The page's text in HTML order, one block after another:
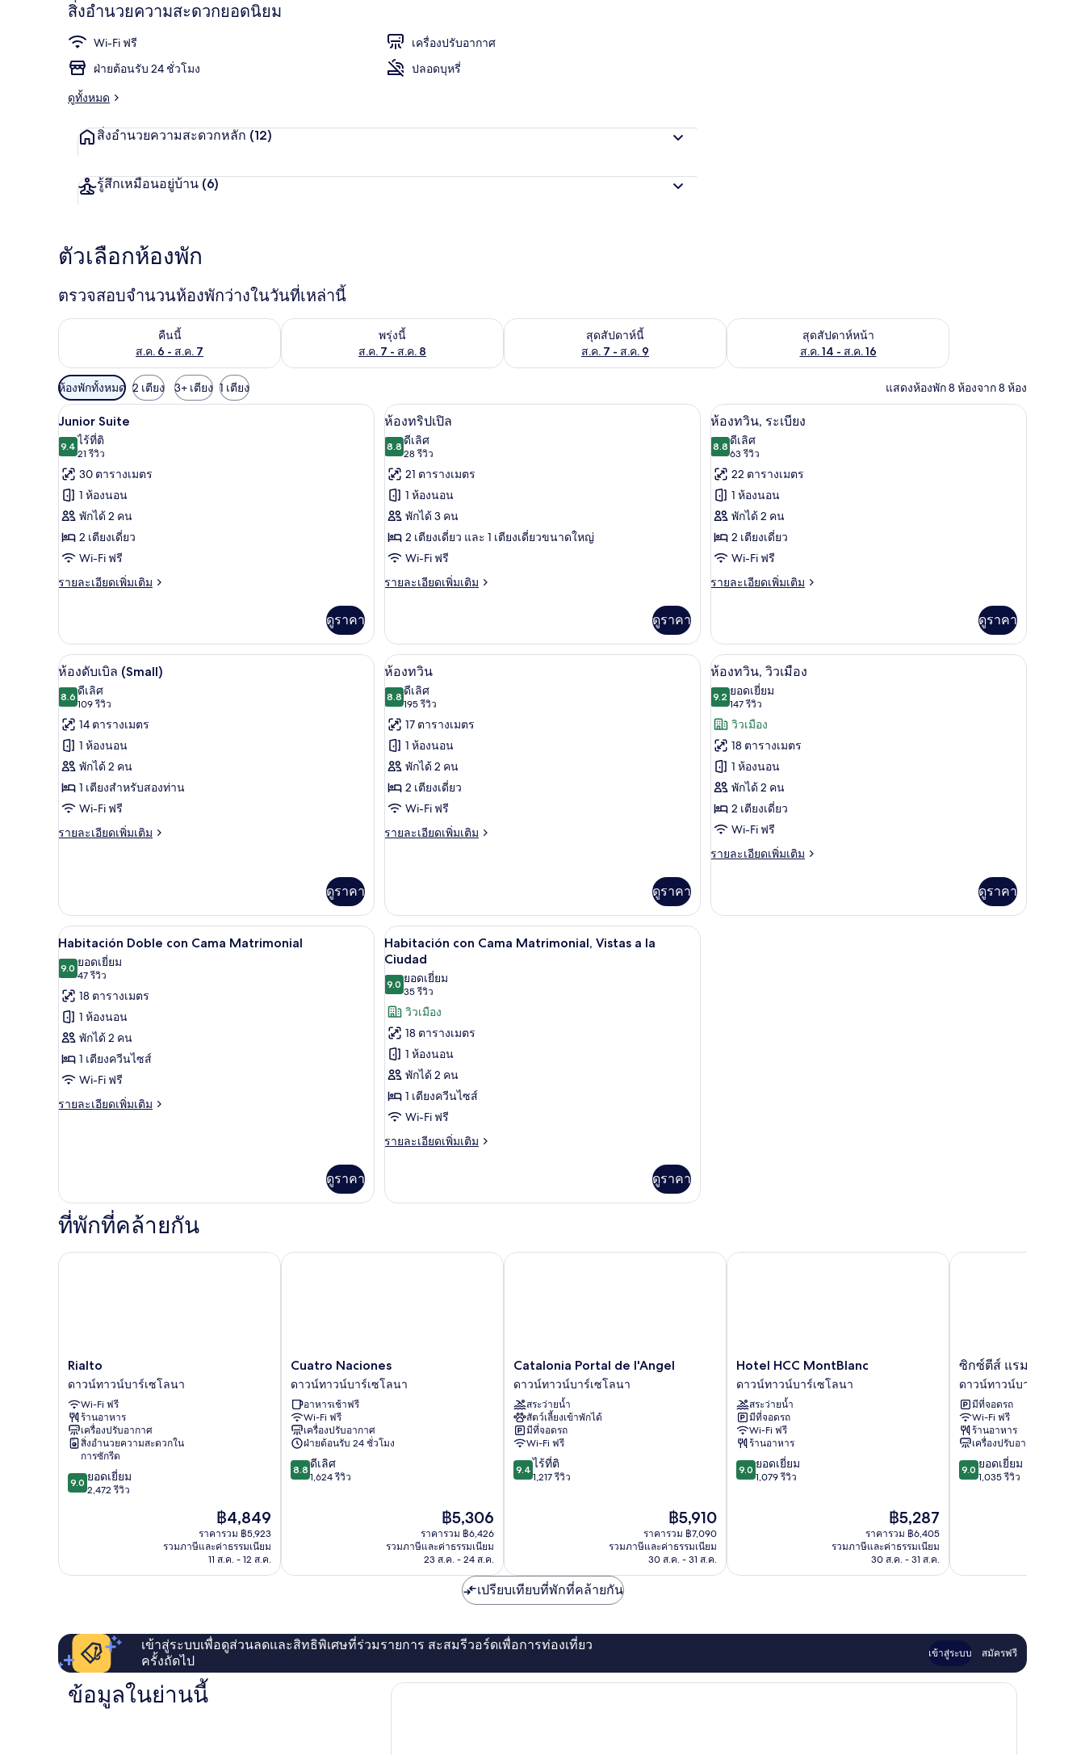
สิ่งอำนวยความสะดวกยอดนิยม
Wi-Fi ฟรี
เครื่องปรับอากาศ
ฝ่ายต้อนรับ 24 ชั่วโมง
ปลอดบุหรี่
ดูทั้งหมด
สิ่งอำนวยความสะดวกหลัก (12)
รู้สึกเหมือนอยู่บ้าน (6)
ตัวเลือกห้องพัก
ตรวจสอบจำนวนห้องพักว่างในวันที่เหล่านี้
คืนนี้
ส.ค. 6 - ส.ค. 7
ตรวจสอบจำนวนห้องพักว่างในคืนนี้ ส.ค. 6 - ส.ค. 7
พรุ่งนี้
ส.ค. 7 - ส.ค. 8
ตรวจสอบจำนวนห้องพักว่างในพรุ่งนี้ ส.ค. 7 - ส.ค. 8
สุดสัปดาห์นี้
ส.ค. 7 - ส.ค. 9
ตรวจสอบจำนวนห้องพักว่างในสุดสัปดาห์นี้ ส.ค. 7 - ส.ค. 9สุดสัปดาห์หน้า
ส.ค. 14 - ส.ค. 16
ตรวจสอบจำนวนห้องพักว่างในสุดสัปดาห์หน้า ส.ค. 14 - ส.ค. 16
ตัว
กรอง
ที่
มี
ให้
สำหรับ
ห้อง
พัก
ห้องพักทั้งหมด 2 เตียง 3+ เตียง 1 เตียง แสดงห้องพัก 8 ห้องจาก 8 ห้อง
เปิด
ภาพถ่าย
ทั้งหมด
ของ
Junior
Suite
ตู้นิรภัยในห้องพัก, โต๊ะทำงาน, พื้นที่ทำงานแบบใช้แล็ปท็อป, ห้องเก็บเสียง
7
Junior Suite
9.49.4 จาก 10
ไร้ที่ติ
21 รีวิว
(21
รีวิว)
30 ตารางเมตร
1 ห้องนอน
พักได้ 2 คน
2 เตียงเดี่ยว
Wi-Fi ฟรี
รายละเอียดเพิ่มเติม
ราย
เกี่ยว
กับ
Junior
Suite
ดูราคา
เปิด
ภาพถ่าย
ทั้งหมด
ของ
ห้อง
ทริปเปิล
ห้องทริปเปิล | ตู้นิรภัยในห้องพัก, โต๊ะทำงาน, พื้นที่ทำงานแบบใช้แล็ปท็อป, ห้องเก็บเสียง
8
ห้องทริปเปิล
8.88.8 จาก 10
ดีเลิศ
28 รีวิว
(28
รีวิว)
21 ตารางเมตร
1 ห้องนอน
พักได้ 3 คน
2 เตียงเดี่ยว และ 1 เตียงเดี่ยวขนาดใหญ่
Wi-Fi ฟรี
รายละเอียดเพิ่มเติม
ราย
เกี่ยว
กับ
ห้อง
ทริปเปิล
ดูราคา
เปิด
ภาพถ่าย
ทั้งหมด
ของ
ห้อง
ทวิน,
ระเบียง
ห้องทวิน, ระเบียง | ตู้นิรภัยในห้องพัก, โต๊ะทำ
6
ห้องทวิน, ระเบียง
8.88.8 จาก 10
ดีเลิศ
63 รีวิว
(63
รีวิว)
22 ตารางเมตร
1 ห้องนอน
พักได้ 2 คน
2 เตียงเดี่ยว
Wi-Fi ฟรี
รายละเอียดเพิ่มเติม
ราย
เกี่ยว
กับ
ห้อง
น,
ระเบียง
ดูราคา
เปิด
ภาพถ่าย
ทั้งหมด
ของ
ห้อง
ดับเบิล
(Small)
ห้องดับเบิล (Small) | ตู้นิรภัยในห้องพัก, โต๊ะทำงาน, พื้นที่ทำงานแบบใช้แล็ปท็อป, ห้องเก็บเสียง
6
ห้องดับเบิล (Small)
8.68.6 จาก 10
ดีเลิศ
109 รีวิว
(109
รีวิว)
14 ตารางเมตร
1 ห้องนอน
พักได้ 2 คน
1 เตียงสำหรับสองท่าน
Wi-Fi ฟรี
รายละเอียดเพิ่มเติม
ราย
กับ
ห้อง
ดับเบิล
(Small)
ดูราคา
เปิด
ภาพถ่าย
ทั้งหมด
ของ
ห้อง
ทวิน
ห้องทวิน | ตู้นิรภัยในห้องพัก, โต๊ะทำงาน, พื้นที่ทำงานแบบใช้แล็ปท็อป, ห้องเก็บเสียง
5
ห้องทวิน
8.88.8 จาก 10
ดีเลิศ
195 รีวิว
(195
รีวิว)
17 ตารางเมตร
1 ห้องนอน
พักได้ 2 คน
2 เตียงเดี่ยว
Wi-Fi ฟรี
รายละเอียดเพิ่มเติม
ราย
กับ
ห้อง
ทวิ
น
ดูราคา
เปิด
ภาพถ่าย
ทั้งหมด
ของ
ห้อง
ทวิน,
วิว
เมือง
7
ห้องทวิน, วิวเมือง
9.29.2 จาก 10
ยอดเยี่ยม
147 รีวิว
(147
รีวิว)
วิวเมือง
18 ตารางเมตร
1 ห้องนอน
พักได้ 2 คน
2 เตียงเดี่ยว
Wi-Fi ฟรี
รายละเอียดเพิ่มเติม
ราย
เกี่ยว
ดูราคา
เปิด
ภาพถ่าย
ทั้งหมด
ของ
Habitación
Doble
con
Cama
Matrimonial
Habitación Doble con Cama Matrimonial | ตู้นิรภัยในห้องพัก, โต๊ะทำงาน, พื้นที่ทำงานแบบใช้แล็ปท็อป, ห้องเก็บเสียง
6
Habitación Doble con Cama Matrimonial
9.09.0 จาก 10
ยอดเยี่ยม
47 รีวิว
(47
รีวิว)
18 ตารางเมตร
1 ห้องนอน
พักได้ 2 คน
1 เตียงควีนไซส์
Wi-Fi ฟรี
รายละเอียดเพิ่มเติม
ราย
Habitación
Doble
con
Cama
Matrimonial
ดูราคา
เปิด
ภาพถ่าย
ทั้งหมด
ของ
Habitación
con
Cama
Matrimonial,
Vistas
a
la
Habitación con Cama Matrimonial, Vistas a la Ciudad | ตู้นิรภัยในห้องพัก, โต๊ะทำงาน, พื้นที่ทำงานแบบใช้แล็ปท็อป, ห้อ
8
Habitación con Cama Matrimonial, Vistas a la
Ciudad
9.09.0 จาก 10
ยอดเยี่ยม
35 รีวิว
(35
รีวิว)
วิวเมือง
18 ตารางเมตร
1 ห้องนอน
พักได้ 2 คน
1 เตียงควีนไซส์
Wi-Fi ฟรี
รายละเอียดเพิ่มเติม
ราย
เกี่ยว
Cama
ดูราคา
ที่พักที่คล้ายกัน
Rialto
ดาวน์
ทาวน์
บาร์
เซ
โลนา
Rialto
ดาวน์ทาวน์บาร์เซโลนา
Wi-Fi ฟรี
ร้านอาหาร
เครื่องปรับอากาศ
สิ่งอำนวยความสะดวกใน
การซักรีด
9.0
จาก
9.0 ยอดเยี่ยม
2,472 รีวิว
ราคา
ปัจจุบัน
คือ
฿4,849
฿4,849
ราคารวม ฿5,923
รวมภาษีและค่าธรรมเนียม
11 ส.ค. - 12 ส.ค.
Rialto
Cuatro
Naciones
ดาวน์
ทาวน์
บาร์
เซ
โลนา
Cuatro Naciones
ดาวน์ทาวน์บาร์เซโลนา
อาหารเช้าฟรี
Wi-Fi ฟรี
เครื่องปรับอากาศ
ฝ่ายต้อนรับ 24 ชั่วโมง
8.8
จาก
8.8 ดีเลิศ
1,624 รีวิว
ราคา
ปัจจุบัน
คือ
฿5,306
฿5,306
ราคารวม ฿6,426
รวมภาษีและค่าธรรมเนียม
23 ส.ค. - 24 ส.ค.
Cuatro Naciones
Catalonia
Portal
de
l'Angel
ดาวน์
ทาวน์
บาร์
เซ
โลนา
Catalonia Portal de l'Angel
ดาวน์ทาวน์บาร์เซโลนา
สระว่ายน้ำ
สัตว์เลี้ยงเข้าพักได้
มีที่จอดรถ
Wi-Fi ฟรี
9.4
จาก
9.4 ไร้ที่ติ
1,217 รีวิว
ราคา
ปัจจุบัน
คือ
฿5,910
฿5,910
ราคารวม ฿7,090
รวมภาษีและค่าธรรมเนียม
30 ส.ค. - 31 ส.ค.
Catalonia Portal de l'Angel
Hotel
MontBlanc
ดาวน์
ทาวน์
บาร์
เซ
โลนา
Hotel HCC MontBlanc
ดาวน์ทาวน์บาร์เซโลนา
สระว่ายน้ำ
มีที่จอดรถ
Wi-Fi ฟรี
ร้านอาหาร
9.0
จาก
9.0 ยอดเยี่ยม
1,079 รีวิว
ราคา
ปัจจุบัน
คือ
฿5,287
฿5,287
ราคารวม ฿6,405
รวมภาษีและค่าธรรมเนียม
30 ส.ค. - 31 ส.ค.
Hotel HCC MontBlanc
ซิก
ตีส์
แรม
บลัส
ดาวน์
ทาวน์
บาร์
เซ
ซิกซ์ตีส์ แรมบลัส
ดาวน์ทาวน์บาร์เซโลนา
มีที่จอดรถ
Wi-Fi ฟรี
ร้านอาหาร
เครื่องปรับอากาศ
9.0
จาก
9.0 ยอดเยี่ยม
1,035 รีวิว
ซิกซ์ตีส์ แรมบลัส
เปรียบเทียบที่พักที่คล้ายกัน
เข้าสู่ระบบเพื่อดูส่วนลดและสิทธิพิเศษที่ร่วมรายการ สะสมรีวอร์ดเพื่อการท่องเที่ยว
ครั้งถัดไป
เข้าสู่ระบบ สมัครฟรี
ข้อมูลในย่านนี้